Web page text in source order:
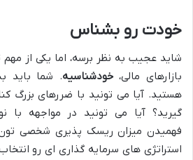
خودت رو بشناس
شاید عجیب به نظر برسه، اما یکی از
بازارهای مالی،خودشناسیه. شما باید
هستید. آیا می تونید با ضررهای بزرگ
گیرید؟ آیا می تونید در مواجهه با
فهمیدن میزان ریسک پذیری شخصی
استراتژی های سرمایه گذاری ای رو